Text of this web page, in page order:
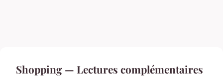
Shopping — Lectures complémentaires